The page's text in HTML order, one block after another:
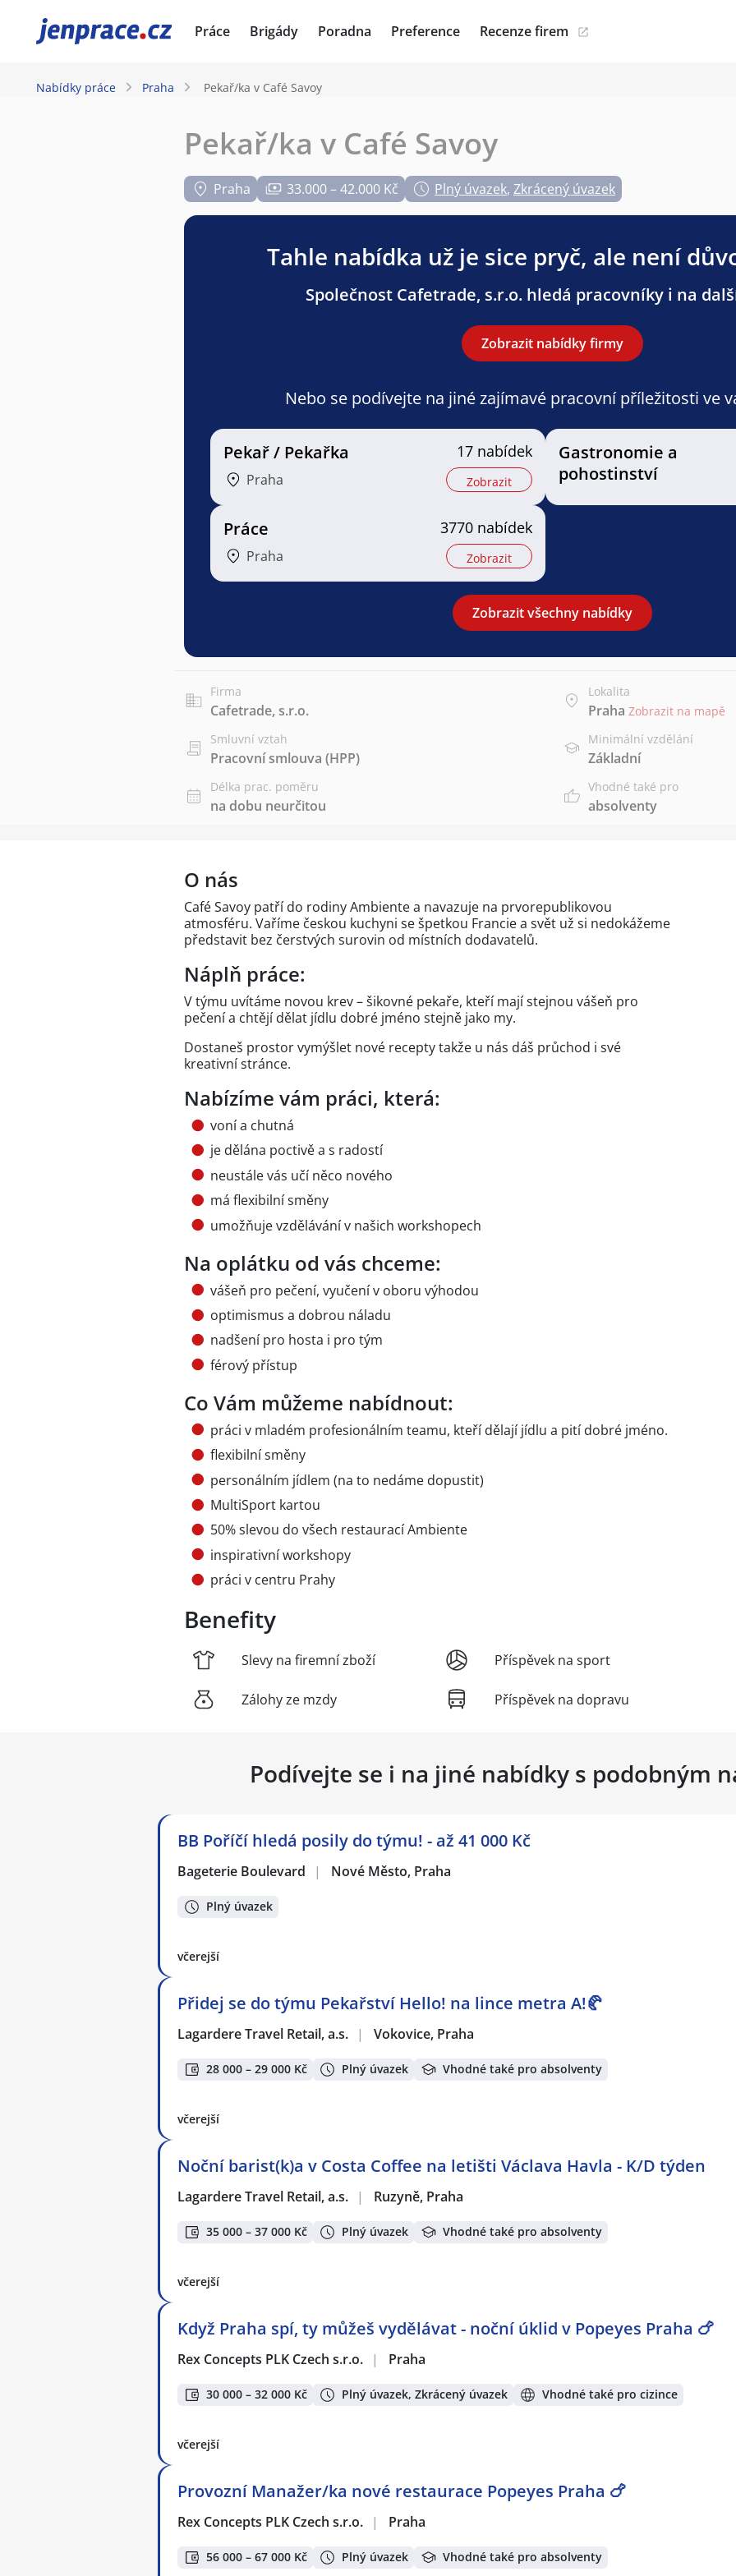
JenPráce.cz Práce Brigády Poradna Preference Recenze firem
Nabídky práce Praha Pekař/ka v Café Savoy
Pekař/ka v Café Savoy
Praha 33.000 – 42.000 Kč Plný úvazek, Zkrácený úvazek
Tahle nabídka už je sice pryč, ale není
Společnost Cafetrade, s.r.o. hledá pracovníky i na
Zobrazit nabídky firmy
Nebo se podívejte na jiné zajímavé pracovní příležitosti ve
Pekař / Pekařka
Praha
17 nabídek
Zobrazit
Gastronomie a
pohostinství
Práce
Praha
3770 nabídek
Zobrazit
Zobrazit všechny nabídky
Firma
Cafetrade, s.r.o.
Lokalita
Praha Zobrazit na mapě
Smluvní vztah
Pracovní smlouva (HPP)
Minimální vzdělání
Základní
Délka prac. poměru
na dobu neurčitou
Vhodné také pro
absolventy
O nás
Café Savoy patří do rodiny Ambiente a navazuje na prvorepublikovou
atmosféru. Vaříme českou kuchyni se špetkou Francie a svět už si nedokážeme
představit bez čerstvých surovin od místních dodavatelů.
Náplň práce:
V týmu uvítáme novou krev – šikovné pekaře, kteří mají stejnou vášeň pro
pečení a chtějí dělat jídlu dobré jméno stejně jako my.
Dostaneš prostor vymýšlet nové recepty takže u nás dáš průchod i své
kreativní stránce.
Nabízíme vám práci, která:
voní a chutná
je dělána poctivě a s radostí
neustále vás učí něco nového
má flexibilní směny
umožňuje vzdělávání v našich workshopech
Na oplátku od vás chceme:
vášeň pro pečení, vyučení v oboru výhodou
optimismus a dobrou náladu
nadšení pro hosta i pro tým
férový přístup
Co Vám můžeme nabídnout:
práci v mladém profesionálním teamu, kteří dělají jídlu a pití dobré jméno.
flexibilní směny
personálním jídlem (na to nedáme dopustit)
MultiSport kartou
50% slevou do všech restaurací Ambiente
inspirativní workshopy
práci v centru Prahy
Benefity
Slevy na firemní zboží
Zálohy ze mzdy
Příspěvek na sport
Příspěvek na dopravu
Podívejte se i na jiné nabídky s podobným
BB Poříčí hledá posily do týmu! - až 41 000 Kč
Bageterie Boulevard | Nové Město, Praha
Plný úvazek
včerejší
Přidej se do týmu Pekařství Hello! na lince metra A!🥐
Lagardere Travel Retail, a.s. | Vokovice, Praha
28 000 – 29 000 Kč Plný úvazek Vhodné také pro absolventy
včerejší
Noční barist(k)a v Costa Coffee na letišti Václava Havla - K/D týden
Lagardere Travel Retail, a.s. | Ruzyně, Praha
35 000 – 37 000 Kč Plný úvazek Vhodné také pro absolventy
včerejší
Když Praha spí, ty můžeš vydělávat - noční úklid v Popeyes Praha 🍗
Rex Concepts PLK Czech s.r.o. | Praha
30 000 – 32 000 Kč Plný úvazek, Zkrácený úvazek Vhodné také pro cizince
včerejší
Provozní Manažer/ka nové restaurace Popeyes Praha 🍗
Rex Concepts PLK Czech s.r.o. | Praha
56 000 – 67 000 Kč Plný úvazek Vhodné také pro absolventy